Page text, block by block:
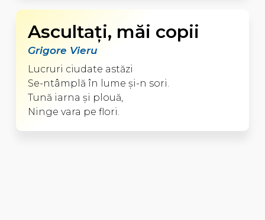
Ascultaţi, măi copii
Grigore Vieru
Lucruri ciudate astăzi
Se-ntâmplă în lume şi-n sori.
Tună iarna şi plouă,
Ninge vara pe flori.